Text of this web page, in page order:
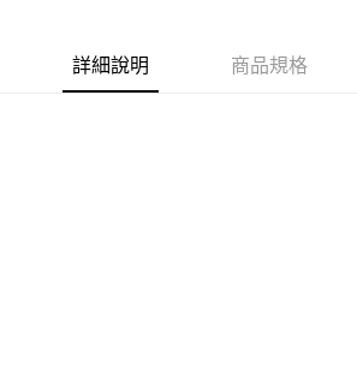
7-11取貨付款［需3-5個工作天不含預購商品］
詳細說明 商品規格